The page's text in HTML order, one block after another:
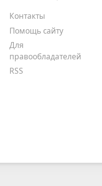
Контакты
Помощь сайту
Для
правообладателей
RSS